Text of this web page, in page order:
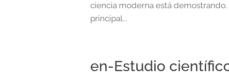
ciencia moderna está
principal...
en-Estudio